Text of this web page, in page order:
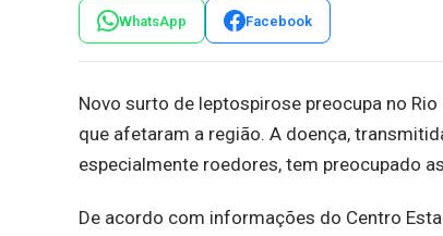
WhatsApp Facebook
Novo surto de leptospirose preocupa no
que afetaram a região. A doença,
especialmente roedores, tem preocupado
De acordo com informações do Centro